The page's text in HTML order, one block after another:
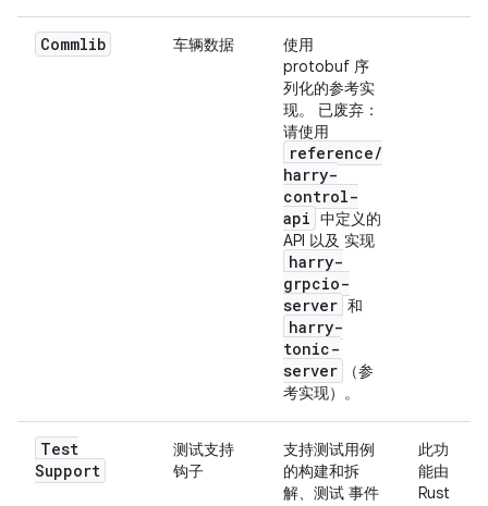
Commlib 车辆数据
使用
protobuf 序
列化的参考实
现。 已废弃：
请使用
reference/
harry-
control-
api 中定义的
API 以及 实现
harry-
grpcio-
server 和
harry-
tonic-
server
（参
考实现）。
Test
Support
测试支持
钩子
支持测试用例
的构建和拆
解、测试 事件
此功
能由
Rust